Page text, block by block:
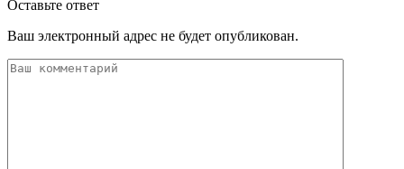
Оставьте ответ
Ваш электронный адрес не будет опубликован.